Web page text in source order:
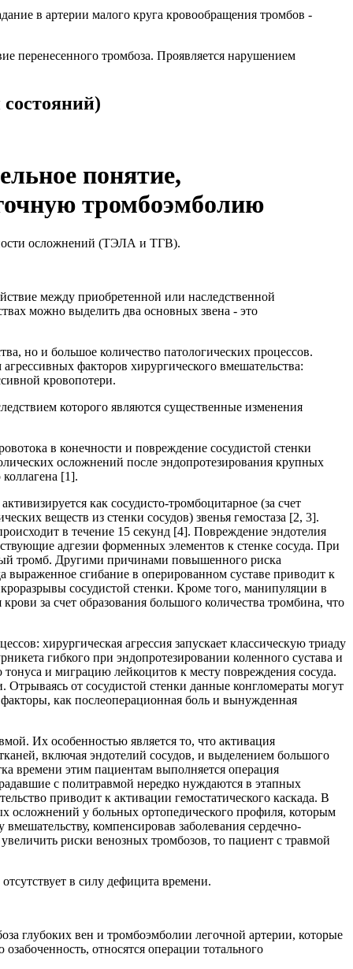
в артерии малого круга кровообращения тромбов -
перенесенного тромбоза. Проявляется нарушением
понятие,
тромбоэмболию
осложнений (ТЭЛА и ТГВ).
между приобретенной или наследственной
можно выделить два основных звена - это
но и большое количество патологических процессов.
факторов хирургического вмешательства:
кровопотери.
которого являются существенные изменения
в конечности и повреждение сосудистой стенки
осложнений после эндопротезирования крупных
[1].
как сосудисто-тромбоцитарное (за счет
веществ из стенки сосудов) звенья гемостаза [2, 3].
в течение 15 секунд [4]. Повреждение эндотелия
адгезии форменных элементов к стенке сосуда. При
тромб. Другими причинами повышенного риска
выраженное сгибание в оперированном суставе приводит к
сосудистой стенки. Кроме того, манипуляции в
за счет образования большого количества тромбина, что
хирургическая агрессия запускает классическую триаду
гибкого при эндопротезировании коленного сустава и
и миграцию лейкоцитов к месту повреждения сосуда.
от сосудистой стенки данные конгломераты могут
как послеоперационная боль и вынужденная
Их особенностью является то, что активация
включая эндотелий сосудов, и выделением большого
времени этим пациентам выполняется операция
с политравмой нередко нуждаются в этапных
приводит к активации гемостатического каскада. В
осложнений у больных ортопедического профиля, которым
компенсировав заболевания сердечно-
риски венозных тромбозов, то пациент с травмой
в силу дефицита времени.
глубоких вен и тромбоэмболии легочной артерии, которые
относятся операции тотального